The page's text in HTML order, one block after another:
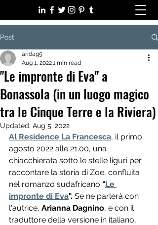
Post
"Le impronte di Eva" a
Bonassola (in un luogo magico
tra le Cinque Terre e la Riviera)
aridag5
Aug 1, 20221 min read
Updated: Aug 5, 2022
Al Residence La Francesca, il primo
agosto 2022 alle 21.00, una
chiacchierata sotto le stelle liguri per
raccontare la storia di Zoe, confluita
nel romanzo sudafricano "Le
impronte di Eva". Se ne parlerà con
l'autrice, Arianna Dagnino, e con il
traduttore della versione in italiano,